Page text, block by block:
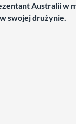
Australii w
swojej drużynie.